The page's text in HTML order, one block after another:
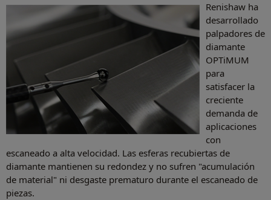
Renishaw ha
desarrollado
palpadores de
diamante
OPTiMUM
para
satisfacer la
creciente
demanda de
aplicaciones
con
escaneado a alta velocidad. Las esferas recubiertas de
diamante mantienen su redondez y no sufren "acumulación
de material" ni desgaste prematuro durante el escaneado de
piezas.